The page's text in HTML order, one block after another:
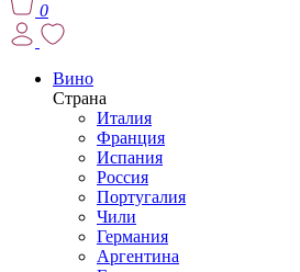
0
Вино
Страна
Италия
Франция
Испания
Россия
Португалия
Чили
Германия
Аргентина